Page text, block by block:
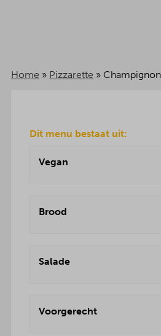
Home » Pizzarette »
Dit menu bestaat uit:
Vegan
Brood
Salade
Voorgerecht